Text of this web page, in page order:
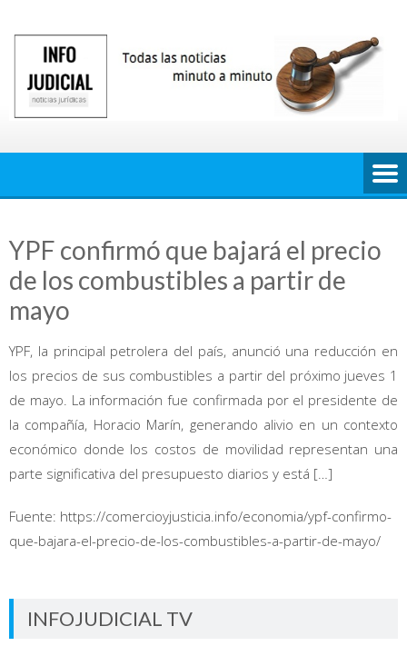
contenido
YPF confirmó que bajará el precio
de los combustibles a partir de
mayo
YPF, la principal petrolera del país, anunció una reducción en
los precios de sus combustibles a partir del próximo jueves 1
de mayo. La información fue confirmada por el presidente de
la compañía, Horacio Marín, generando alivio en un contexto
económico donde los costos de movilidad representan una
parte significativa del presupuesto diarios y está […]
Fuente: https://comercioyjusticia.info/economia/ypf-confirmo-
que-bajara-el-precio-de-los-combustibles-a-partir-de-mayo/
INFOJUDICIAL TV